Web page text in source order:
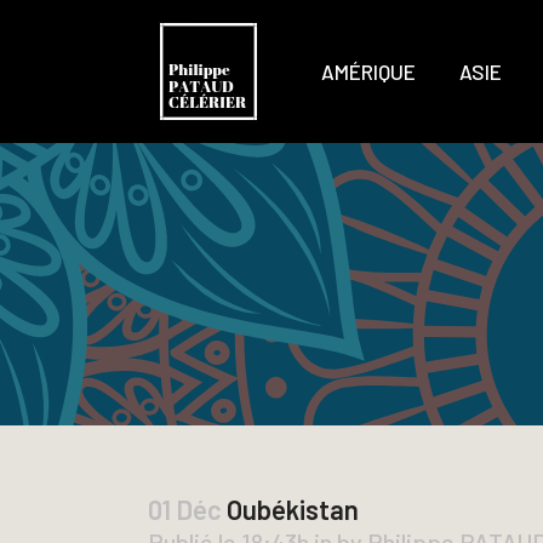
AMÉRIQUE ASIE
01 Déc Oubékistan